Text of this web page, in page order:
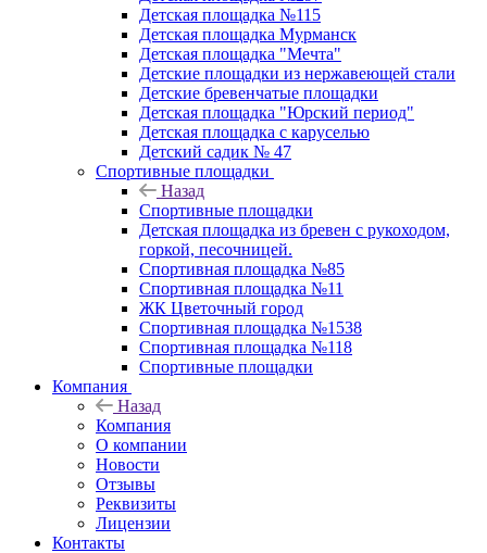
Детская площадка №115
Детская площадка Мурманск
Детская площадка "Мечта"
Детские площадки из нержавеющей стали
Детские бревенчатые площадки
Детская площадка "Юрский период"
Детская площадка с каруселью
Детский садик № 47
Спортивные площадки
Назад
Спортивные площадки
Детская площадка из бревен с рукоходом,
горкой, песочницей.
Спортивная площадка №85
Спортивная площадка №11
ЖК Цветочный город
Спортивная площадка №1538
Спортивная площадка №118
Спортивные площадки
Компания
Назад
Компания
О компании
Новости
Отзывы
Реквизиты
Лицензии
Контакты